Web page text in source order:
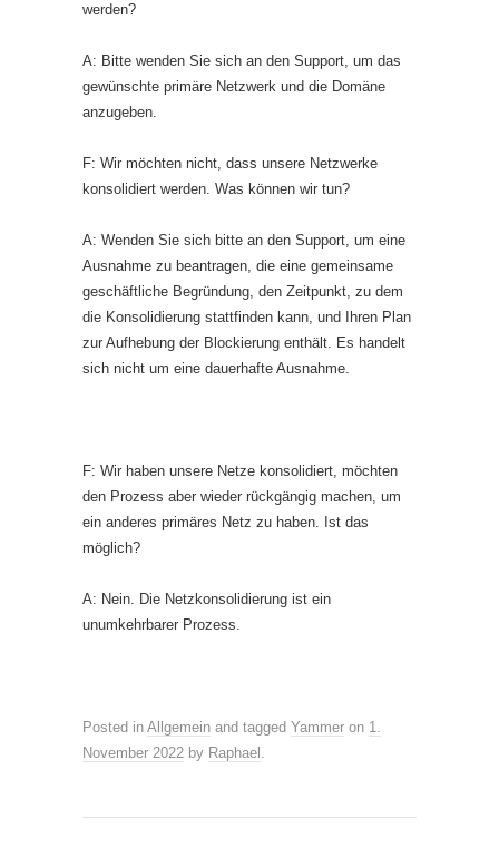
werden?
A: Bitte wenden Sie sich an den Support, um das
gewünschte primäre Netzwerk und die Domäne
anzugeben.
F: Wir möchten nicht, dass unsere Netzwerke
konsolidiert werden. Was können wir tun?
A: Wenden Sie sich bitte an den Support, um eine
Ausnahme zu beantragen, die eine gemeinsame
geschäftliche Begründung, den Zeitpunkt, zu dem
die Konsolidierung stattfinden kann, und Ihren Plan
zur Aufhebung der Blockierung enthält. Es handelt
sich nicht um eine dauerhafte Ausnahme.
F: Wir haben unsere Netze konsolidiert, möchten
den Prozess aber wieder rückgängig machen, um
ein anderes primäres Netz zu haben. Ist das
möglich?
A: Nein. Die Netzkonsolidierung ist ein
unumkehrbarer Prozess.
Posted in Allgemein and tagged Yammer on 1.
November 2022 by Raphael .